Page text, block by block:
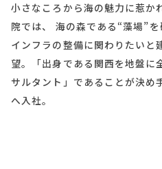
小さなころから海の魅力に惹か
院では、 海の森である“藻場”
インフラの整備に関わりたいと
望。「出身である関西を地盤に
サルタント」であることが決め
へ入社。